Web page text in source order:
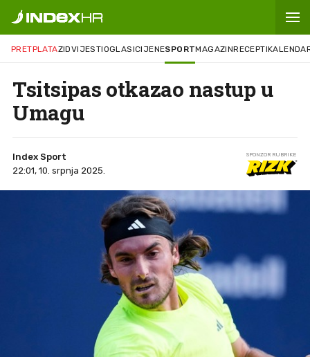
PRETPLATAZIDVIJESTIOGLASICIJENESPORTMAGAZINRECEPTI
Tsitsipas otkazao nastup u
Umagu
Index Sport
22:01, 10. srpnja 2025.
SPONZOR RUBRIKE